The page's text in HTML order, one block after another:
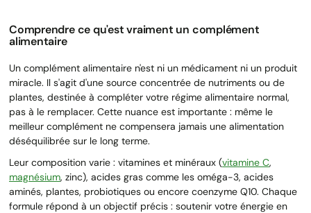
Comprendre ce qu'est vraiment un complément
alimentaire
Un complément alimentaire n'est ni un médicament ni un produit
miracle. Il s'agit d'une source concentrée de nutriments ou de
plantes, destinée à compléter votre régime alimentaire normal,
pas à le remplacer. Cette nuance est importante : même le
meilleur complément ne compensera jamais une alimentation
déséquilibrée sur le long terme.
Leur composition varie : vitamines et minéraux (vitamine C,
magnésium, zinc), acides gras comme les oméga-3, acides
aminés, plantes, probiotiques ou encore coenzyme Q10. Chaque
formule répond à un objectif précis : soutenir votre énergie en